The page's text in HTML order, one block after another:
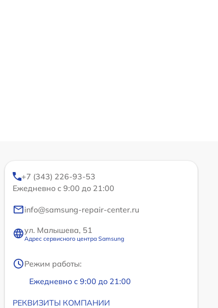
+7 (343) 226-93-53
Ежедневно с 9:00 до 21:00
info@samsung-repair-center.ru
ул. Малышева, 51
Адрес сервисного центра Samsung
Режим работы:
Ежедневно с 9:00 до 21:00
РЕКВИЗИТЫ КОМПАНИИ